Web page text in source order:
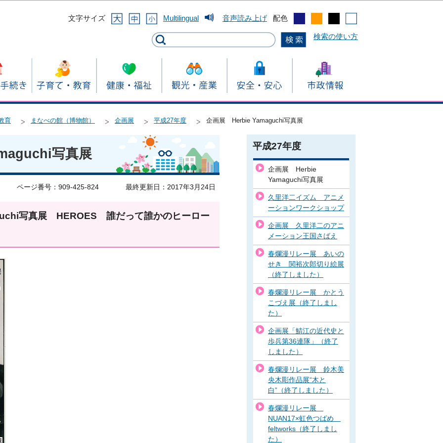
文字サイズ
Multilingual 音声読み上げ 配色
検索の使い方
育 まなべの館（博物館） 企画展 平成27年度 企画展 Herbie Yamaguchi写真展
写真展
ページ番号：909-425-824 最終更新日：2017年3月24日
写真展 HEROES 誰だって誰かのヒーロー
平成27年度
企画展 Herbie
Yamaguchi写真展
久里洋二イズム アニメ
ーションワークショップ
企画展 久里洋二のアニ
メーション王国さばえ
春爛漫リレー展 あいの
せき 関裕次郎切り絵展
（終了しました）
春爛漫リレー展 かとう
こづえ展（終了しまし
た）
企画展「鯖江の近代史と
歩兵第36連隊」（終了
しました）
春爛漫リレー展 鈴木美
央木彫作品展“木と
白”（終了しました）
春爛漫リレー展
NUAN17×虹色つばめ
feltworks（終了しまし
た）